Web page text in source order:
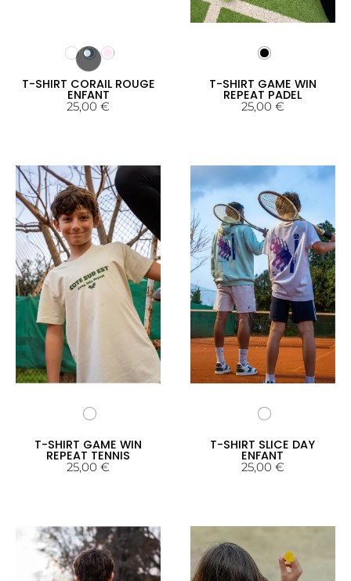
T-SHIRT CORAIL ROUGE
ENFANT
25,00€
T-SHIRT GAME WIN
REPEAT PADEL
25,00 €
T-SHIRT GAME WIN
REPEAT TENNIS
25,00€
T-SHIRT SLICE DAY
ENFANT
25,00 €